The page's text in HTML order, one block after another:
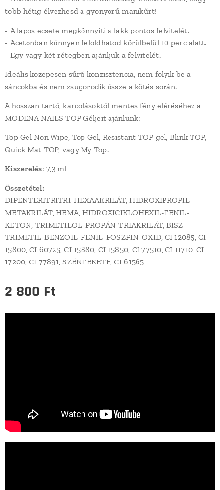
több hétig élvezhesd a gyönyörű manikűrt!
- A lapos ecsete megkönnyíti a lakk pontos felvitelét.
- Acetonban könnyen feloldhatod körülbelül 10 perc alatt.
- Egy vagy két rétegben ajánljuk a felvitelét.
Ideális közepesen sűrű konzisztencia, nem folyik be a
sáncokba és nem zsugorodik össze a kötés során.
A hosszan tartó, karcolásoktól mentes fény eléréséhez a
MODENA NAILS TOP Géljeit ajánlunk:
Top Gel Non Wipe, Top Gel, Resistant TOP gel, Blink TOP,
Quick Mat TOP, vagy My Top.
Kiszerelés: 7,3 ml
Összetétel:
DIPENTERITRITRI-HEXAAKRILÁT, HIDROXIPROPIL-
METAKRILÁT, HEMA, HIDROXICIKLOHEXIL-FENIL-
KETON, TRIMETILOL-PROPÁN-TRIAKRILÁT, BISZ-
TRIMETIL-BENZOIL-FENIL-FOSZFIN-OXID, CI 12085, CI
15800, CI 60725, CI 15880, CI 15850, CI 77510, CI 11710, CI
17200, CI 77891, SZÉNFEKETE, CI 61565
2 800 Ft